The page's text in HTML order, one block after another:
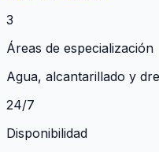
3
Áreas de especialización
Agua, alcantarillado y
24/7
Disponibilidad